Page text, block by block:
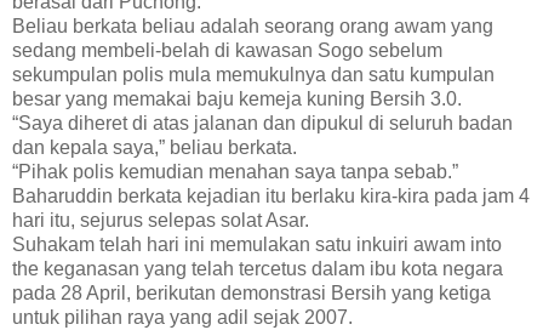
Beliau berkata beliau adalah seorang orang awam yang
sedang membeli-belah di kawasan Sogo sebelum
sekumpulan polis mula memukulnya dan satu kumpulan
besar yang memakai baju kemeja kuning Bersih 3.0.
“Saya diheret di atas jalanan dan dipukul di seluruh badan
dan kepala saya,” beliau berkata.
“Pihak polis kemudian menahan saya tanpa sebab.”
Baharuddin berkata kejadian itu berlaku kira-kira pada jam 4
hari itu, sejurus selepas solat Asar.
Suhakam telah hari ini memulakan satu inkuiri awam into
the keganasan yang telah tercetus dalam ibu kota negara
pada 28 April, berikutan demonstrasi Bersih yang ketiga
untuk pilihan raya yang adil sejak 2007.